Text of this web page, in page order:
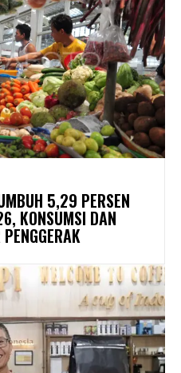
5,29 PERSEN
KONSUMSI DAN